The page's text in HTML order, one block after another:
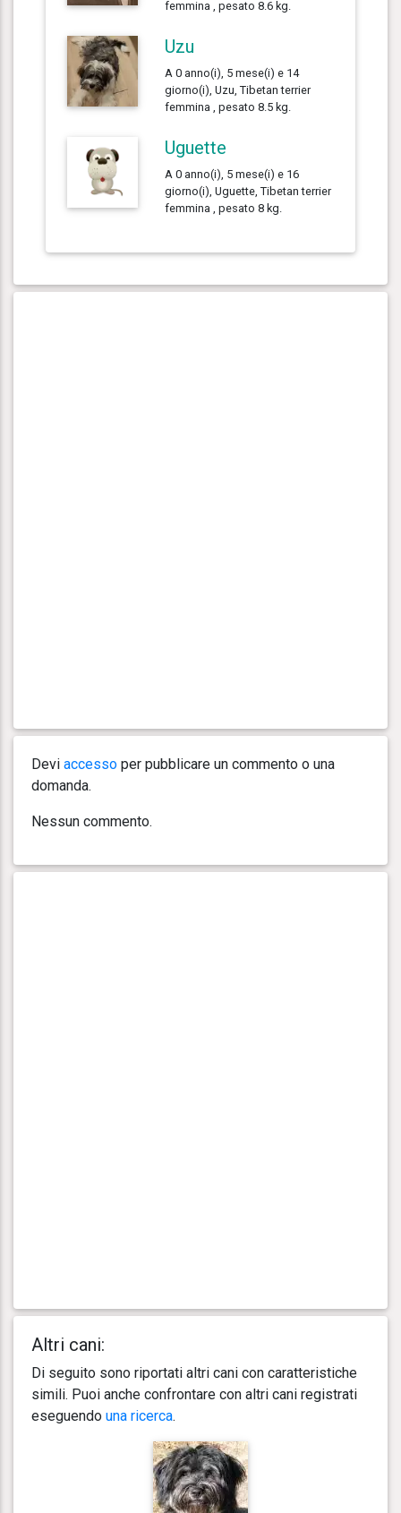
femmina , pesato 8.6 kg.
Uzu
A 0 anno(i), 5 mese(i) e 14
giorno(i), Uzu, Tibetan terrier
femmina , pesato 8.5 kg.
Uguette
A 0 anno(i), 5 mese(i) e 16
giorno(i), Uguette, Tibetan terrier
femmina , pesato 8 kg.
Devi accesso per pubblicare un commento o una
domanda.
Nessun commento.
Altri cani:
Di seguito sono riportati altri cani con caratteristiche
simili. Puoi anche confrontare con altri cani registrati
eseguendo una ricerca.